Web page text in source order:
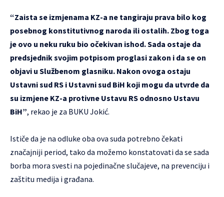
“Zaista se izmjenama KZ-a ne tangiraju prava bilo kog
posebnog konstitutivnog naroda ili ostalih. Zbog toga
je ovo u neku ruku bio očekivan ishod. Sada ostaje da
predsjednik svojim potpisom proglasi zakon i da se on
objavi u Službenom glasniku. Nakon ovoga ostaju
Ustavni sud RS i Ustavni sud BiH koji mogu da utvrde da
su izmjene KZ-a protivne Ustavu RS odnosno Ustavu
BiH”, rekao je za BUKU Jokić.
Ističe da je na odluke oba ova suda potrebno čekati
značajniji period, tako da možemo konstatovati da se sada
borba mora svesti na pojedinačne slučajeve, na prevenciju i
zaštitu medija i građana.